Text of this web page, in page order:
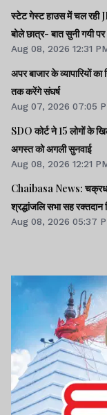
स्टेट गेस्ट हाउस में चल रही
बोले छात्र- बात सुनी गयी
Aug 08, 2026 12:31
अपर बाजार के व्यापारियों
तक करेंगे संघर्ष
Aug 07, 2026 07:05
SDO कोर्ट ने 15 लोगों के
अगस्त को अगली सुनवाई
Aug 08, 2026 12:21
Chaibasa News: चक्रधरपुर में निर्मल महतो के शहादत दिवस पर
श्रद्धांजलि सभा सह रक्तदान
Aug 08, 2026 05:37